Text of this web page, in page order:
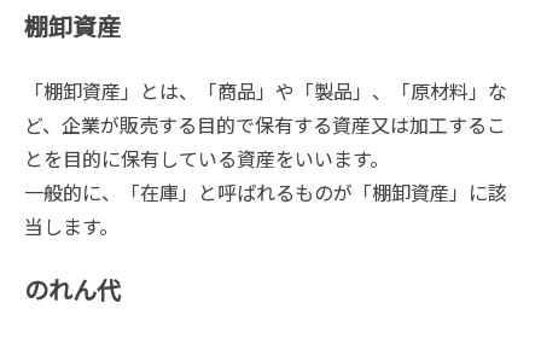
棚卸資産
「棚卸資産」とは、「商品」や「製品」、「原材料」な
ど、企業が販売する目的で保有する資産又は加工するこ
とを目的に保有している資産をいいます。
一般的に、「在庫」と呼ばれるものが「棚卸資産」に該
当します。
のれん代